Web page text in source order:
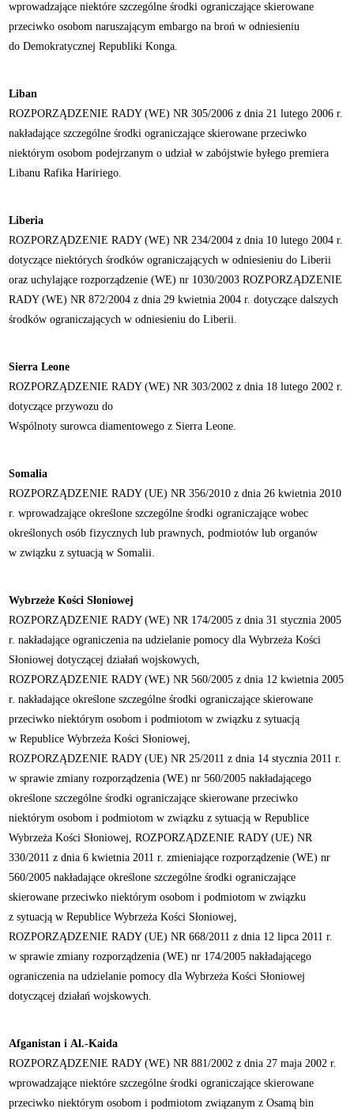
wprowadzające niektóre szczególne środki ograniczające skierowane
przeciwko osobom naruszającym embargo na broń w odniesieniu
do Demokratycznej Republiki Konga.
Liban
ROZPORZĄDZENIE RADY (WE) NR 305/2006 z dnia 21 lutego 2006 r.
nakładające szczególne środki ograniczające skierowane przeciwko
niektórym osobom podejrzanym o udział w zabójstwie byłego premiera
Libanu Rafika Haririego.
Liberia
ROZPORZĄDZENIE RADY (WE) NR 234/2004 z dnia 10 lutego 2004 r.
dotyczące niektórych środków ograniczających w odniesieniu do Liberii
oraz uchylające rozporządzenie (WE) nr 1030/2003 ROZPORZĄDZENIE
RADY (WE) NR 872/2004 z dnia 29 kwietnia 2004 r. dotyczące dalszych
środków ograniczających w odniesieniu do Liberii.
Sierra Leone
ROZPORZĄDZENIE RADY (WE) NR 303/2002 z dnia 18 lutego 2002 r.
dotyczące przywozu do
Wspólnoty surowca diamentowego z Sierra Leone.
Somalia
ROZPORZĄDZENIE RADY (UE) NR 356/2010 z dnia 26 kwietnia 2010
r. wprowadzające określone szczególne środki ograniczające wobec
określonych osób fizycznych lub prawnych, podmiotów lub organów
w związku z sytuacją w Somalii.
Wybrzeże Kości Słoniowej
ROZPORZĄDZENIE RADY (WE) NR 174/2005 z dnia 31 stycznia 2005
r. nakładające ograniczenia na udzielanie pomocy dla Wybrzeża Kości
Słoniowej dotyczącej działań wojskowych,
ROZPORZĄDZENIE RADY (WE) NR 560/2005 z dnia 12 kwietnia 2005
r. nakładające określone szczególne środki ograniczające skierowane
przeciwko niektórym osobom i podmiotom w związku z sytuacją
w Republice Wybrzeża Kości Słoniowej,
ROZPORZĄDZENIE RADY (UE) NR 25/2011 z dnia 14 stycznia 2011 r.
w sprawie zmiany rozporządzenia (WE) nr 560/2005 nakładającego
określone szczególne środki ograniczające skierowane przeciwko
niektórym osobom i podmiotom w związku z sytuacją w Republice
Wybrzeża Kości Słoniowej, ROZPORZĄDZENIE RADY (UE) NR
330/2011 z dnia 6 kwietnia 2011 r. zmieniające rozporządzenie (WE) nr
560/2005 nakładające określone szczególne środki ograniczające
skierowane przeciwko niektórym osobom i podmiotom w związku
z sytuacją w Republice Wybrzeża Kości Słoniowej,
ROZPORZĄDZENIE RADY (UE) NR 668/2011 z dnia 12 lipca 2011 r.
w sprawie zmiany rozporządzenia (WE) nr 174/2005 nakładającego
ograniczenia na udzielanie pomocy dla Wybrzeża Kości Słoniowej
dotyczącej działań wojskowych.
Afganistan i Al.-Kaida
ROZPORZĄDZENIE RADY (WE) NR 881/2002 z dnia 27 maja 2002 r.
wprowadzające niektóre szczególne środki ograniczające skierowane
przeciwko niektórym osobom i podmiotom związanym z Osamą bin